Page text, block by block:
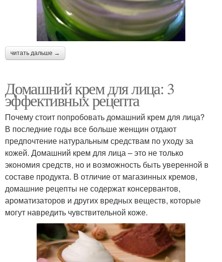
читать дальше →
Домашний крем для лица: 3
эффективных рецепта
Почему стоит попробовать домашний крем для лица?
В последние годы все больше женщин отдают
предпочтение натуральным средствам по уходу за
кожей. Домашний крем для лица – это не только
экономия средств, но и возможность быть уверенной в
составе продукта. В отличие от магазинных кремов,
домашние рецепты не содержат консервантов,
ароматизаторов и других вредных веществ, которые
могут навредить чувствительной коже.